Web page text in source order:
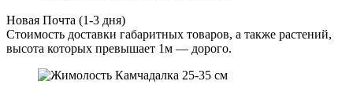
Новая Почта (1-3 дня)
Стоимость доставки габаритных товаров, а также растений,
высота которых превышает 1м — дорого.